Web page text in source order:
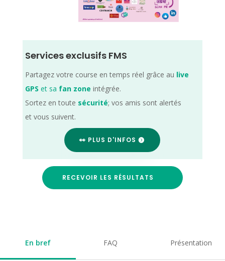
Services exclusifs FMS
Partagez votre course en temps réel grâce au live
GPS et sa fan zone intégrée.
Sortez en toute sécurité; vos amis sont alertés
et vous suivent.
👀 PLUS D'INFOS
RECEVOIR LES RÉSULTATS
En bref FAQ Présentation